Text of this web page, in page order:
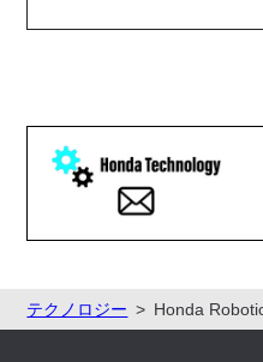
テクノロジー Honda